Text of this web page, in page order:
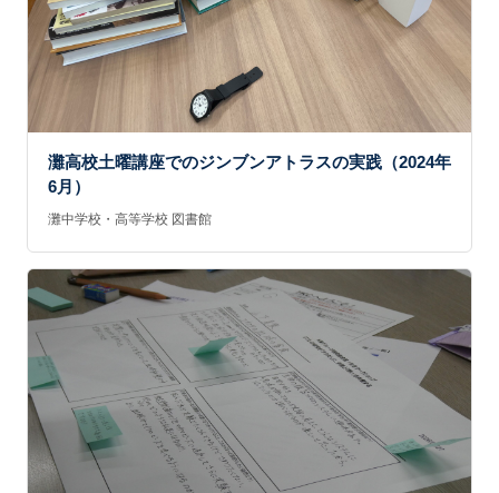
灘高校土曜講座でのジンブンアトラスの実践（2024年
6月）
灘中学校・高等学校 図書館